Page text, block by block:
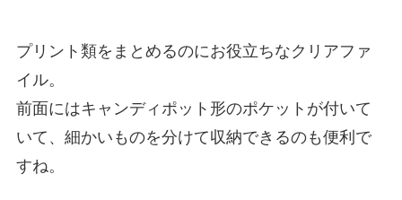
プリント類をまとめるのにお役立ちなクリアファ
イル。
前面にはキャンディポット形のポケットが付いて
いて、細かいものを分けて収納できるのも便利で
すね。